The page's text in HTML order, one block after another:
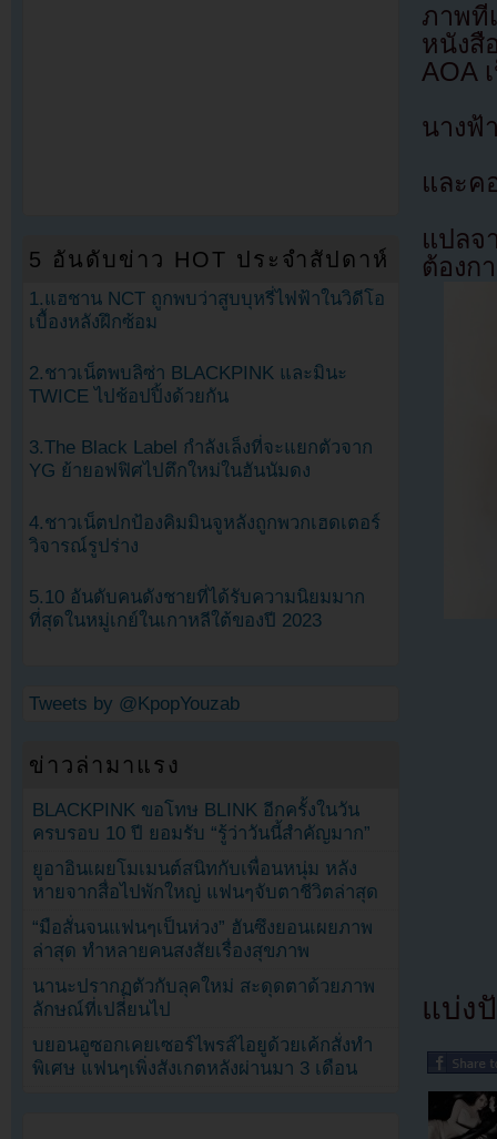
ภาพที
หนังสื
AOA
นางฟ้
และค
แปลจ
ต้องก
แบ่ง
5 อันดับข่าว HOT ประจำสัปดาห์
1.แฮชาน NCT ถูกพบว่าสูบบุหรี่ไฟฟ้าในวิดีโอ
เบื้องหลังฝึกซ้อม
2.ชาวเน็ตพบลิซ่า BLACKPINK และมินะ
TWICE ไปช้อปปิ้งด้วยกัน
3.The Black Label กำลังเล็งที่จะแยกตัวจาก
YG ย้ายอฟฟิศไปตึกใหม่ในฮันนัมดง
4.ชาวเน็ตปกป้องคิมมินจูหลังถูกพวกเฮดเตอร์
วิจารณ์รูปร่าง
5.10 อันดับคนดังชายที่ได้รับความนิยมมาก
ที่สุดในหมู่เกย์ในเกาหลีใต้ของปี 2023
Tweets by @KpopYouzab
ข่าวล่ามาแรง
BLACKPINK ขอโทษ BLINK อีกครั้งในวัน
ครบรอบ 10 ปี ยอมรับ “รู้ว่าวันนี้สำคัญมาก”
ยูอาอินเผยโมเมนต์สนิทกับเพื่อนหนุ่ม หลัง
หายจากสื่อไปพักใหญ่ แฟนๆจับตาชีวิตล่าสุด
“มือสั่นจนแฟนๆเป็นห่วง” ฮันซึงยอนเผยภาพ
ล่าสุด ทำหลายคนสงสัยเรื่องสุขภาพ
นานะปรากฏตัวกับลุคใหม่ สะดุดตาด้วยภาพ
ลักษณ์ที่เปลี่ยนไป
บยอนอูซอกเคยเซอร์ไพรส์ไอยูด้วยเค้กสั่งทำ
พิเศษ แฟนๆเพิ่งสังเกตหลังผ่านมา 3 เดือน